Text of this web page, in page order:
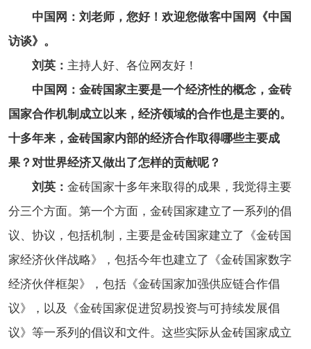
中国网：刘老师，您好！欢迎您做客中国网《中国
访谈》。
刘英： 主持人好、各位网友好！
中国网：金砖国家主要是一个经济性的概念，金砖
国家合作机制成立以来，经济领域的合作也是主要的。
十多年来，金砖国家内部的经济合作取得哪些主要成
果？对世界经济又做出了怎样的贡献呢？
刘英： 金砖国家十多年来取得的成果，我觉得主要
分三个方面。第一个方面，金砖国家建立了一系列的倡
议、协议，包括机制，主要是金砖国家建立了《金砖国
家经济伙伴战略》，包括今年也建立了《金砖国家数字
经济伙伴框架》，包括《金砖国家加强供应链合作倡
议》，以及《金砖国家促进贸易投资与可持续发展倡
议》等一系列的倡议和文件。这些实际从金砖国家成立